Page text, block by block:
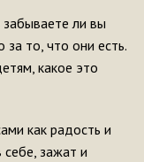
ли вы
за то, что они есть.
какое это
как радость и
зажат и